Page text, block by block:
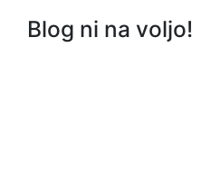
Blog ni na voljo!